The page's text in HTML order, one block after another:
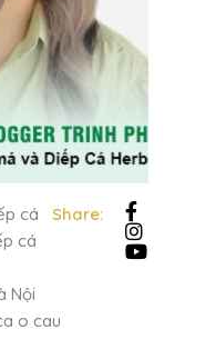
cá
cá
Nội
o cau
Share: